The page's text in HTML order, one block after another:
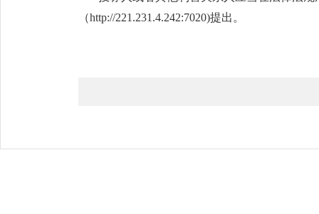
（http://221.231.4.242:7020)提出。